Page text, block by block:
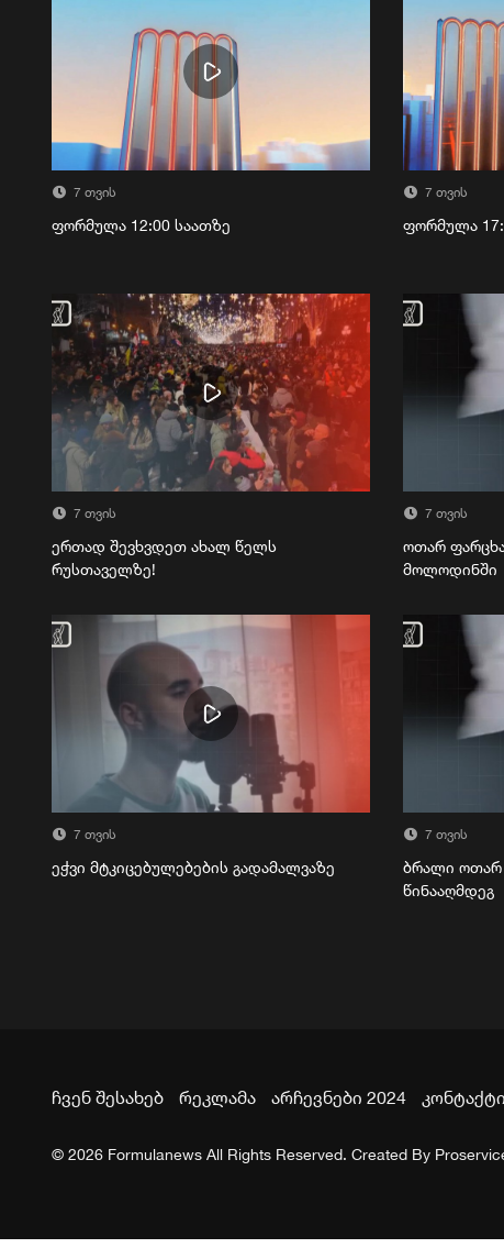
7 თვის
ფორმულა 12:00 საათზე
7 თვის
ფორმულა
7 თვის
ერთად შევხვდეთ ახალ წელს
რუსთაველზე!
7 თვის
ოთარ
მოლოდინში
7 თვის
ეჭვი მტკიცებულებების გადამალვაზე
7 თვის
ბრალი ოთარ
წინააღმდეგ
ჩვენ შესახებ რეკლამა არჩევნები 2024 კონტაქტი
© 2026 Formulanews All Rights Reserved. Created By